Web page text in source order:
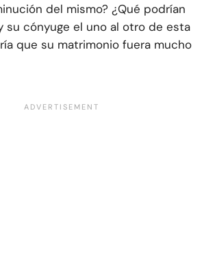
del mismo? ¿Qué podrían
su cónyuge el uno al otro de esta
que su matrimonio fuera mucho